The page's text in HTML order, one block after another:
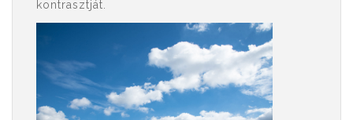
kontrasztját.